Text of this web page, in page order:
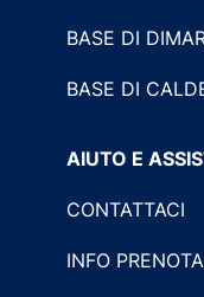
BASE DI
BASE DI
AIUTO E
CONTATTACI
INFO